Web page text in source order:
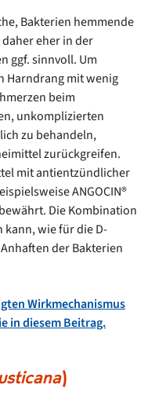
Bakterien hemmende
eher in der
ggf. sinnvoll. Um
Harndrang mit wenig
beim
unkomplizierten
zu behandeln,
zurückgreifen.
mit antientzündlicher
ANGOCIN®
Die Kombination
kann, wie für die D-
der Bakterien
Wirkmechanismus
in diesem Beitrag.
)